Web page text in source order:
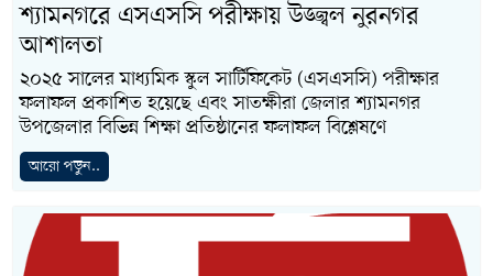
শ্যামনগরে এসএসসি পরীক্ষায় উজ্জ্বল নুরনগর
আশালতা
২০২৫ সালের মাধ্যমিক স্কুল সার্টিফিকেট (এসএসসি) পরীক্ষার
ফলাফল প্রকাশিত হয়েছে এবং সাতক্ষীরা জেলার শ্যামনগর
উপজেলার বিভিন্ন শিক্ষা প্রতিষ্ঠানের ফলাফল বিশ্লেষণে
আরো পড়ুন..